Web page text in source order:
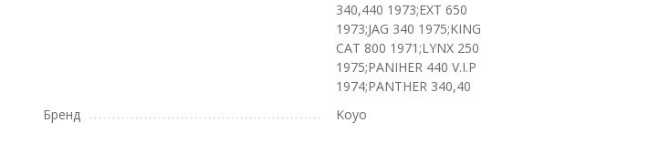
340,440 1973;EXT 650
1973;JAG 340 1975;KING
CAT 800 1971;LYNX 250
1975;PANIHER 440 V.I.P
1974;PANTHER 340,40
Бренд
Koyo